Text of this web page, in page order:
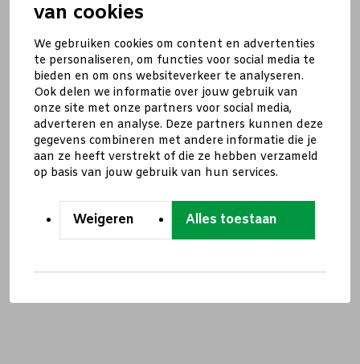
van cookies
We gebruiken cookies om content en advertenties
te personaliseren, om functies voor social media te
bieden en om ons websiteverkeer te analyseren.
Ook delen we informatie over jouw gebruik van
onze site met onze partners voor social media,
adverteren en analyse. Deze partners kunnen deze
gegevens combineren met andere informatie die je
aan ze heeft verstrekt of die ze hebben verzameld
op basis van jouw gebruik van hun services.
Weigeren Alles toestaan